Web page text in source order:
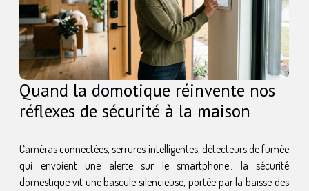
Quand la domotique réinvente nos
réflexes de sécurité à la maison
Caméras connectées, serrures intelligentes, détecteurs de fumée
qui envoient une alerte sur le smartphone : la sécurité
domestique vit une bascule silencieuse, portée par la baisse des